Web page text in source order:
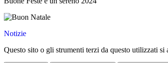
Notizie
Questo sito o gli strumenti terzi da questo utilizzati